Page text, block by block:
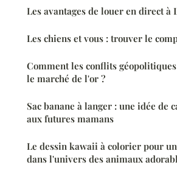
Les avantages de louer en direct à
Les chiens et vous : trouver le
Comment les conflits
le marché de l'or ?
Sac banane à langer : une idée de
aux futures mamans
Le dessin kawaii à colorier pour
dans l'univers des animaux